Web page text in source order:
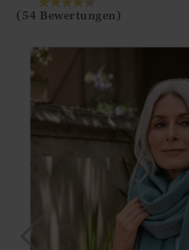
(54 Bewertungen)